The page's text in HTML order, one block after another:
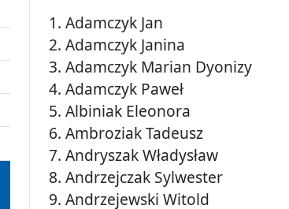
1. Adamczyk Jan
2. Adamczyk Janina
3. Adamczyk Marian Dyonizy
4. Adamczyk Paweł
5. Albiniak Eleonora
6. Ambroziak Tadeusz
7. Andryszak Władysław
8. Andrzejczak Sylwester
9. Andrzejewski Witold